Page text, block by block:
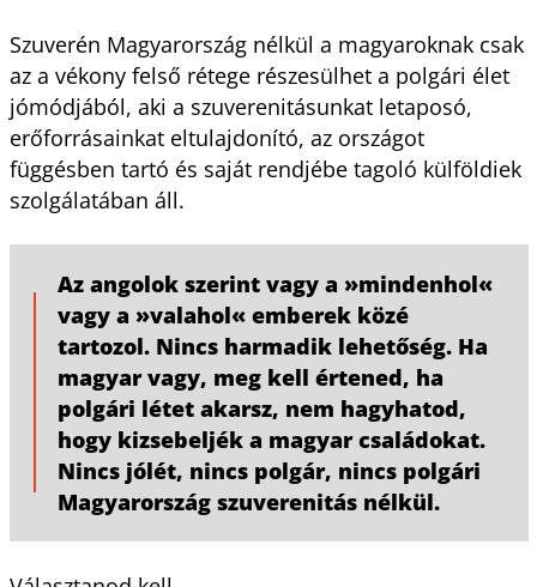
Szuverén Magyarország nélkül a magyaroknak csak
az a vékony felső rétege részesülhet a polgári élet
jómódjából, aki a szuverenitásunkat letaposó,
erőforrásainkat eltulajdonító, az országot
függésben tartó és saját rendjébe tagoló külföldiek
szolgálatában áll.
Az angolok szerint vagy a »mindenhol«
vagy a »valahol« emberek közé
tartozol. Nincs harmadik lehetőség. Ha
magyar vagy, meg kell értened, ha
polgári létet akarsz, nem hagyhatod,
hogy kizsebeljék a magyar családokat.
Nincs jólét, nincs polgár, nincs polgári
Magyarország szuverenitás nélkül.